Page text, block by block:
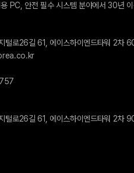
PC, 안전 필수 시스템 분야에서 30년
털로26길 61, 에이스하이엔드타워 2차
털로26길 61, 에이스하이엔드타워 2차